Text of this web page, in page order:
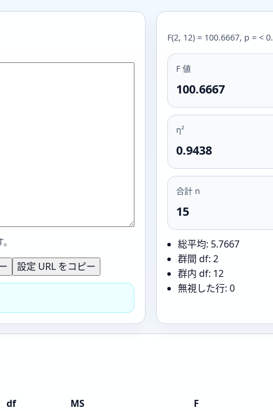
設定 URL をコピー
F(2, 12) = 100.6667, p = <
F 値
100.6667
η²
0.9438
合計 n
15
総平均: 5.7667
群間 df: 2
群内 df: 12
無視した行: 0
df MS F